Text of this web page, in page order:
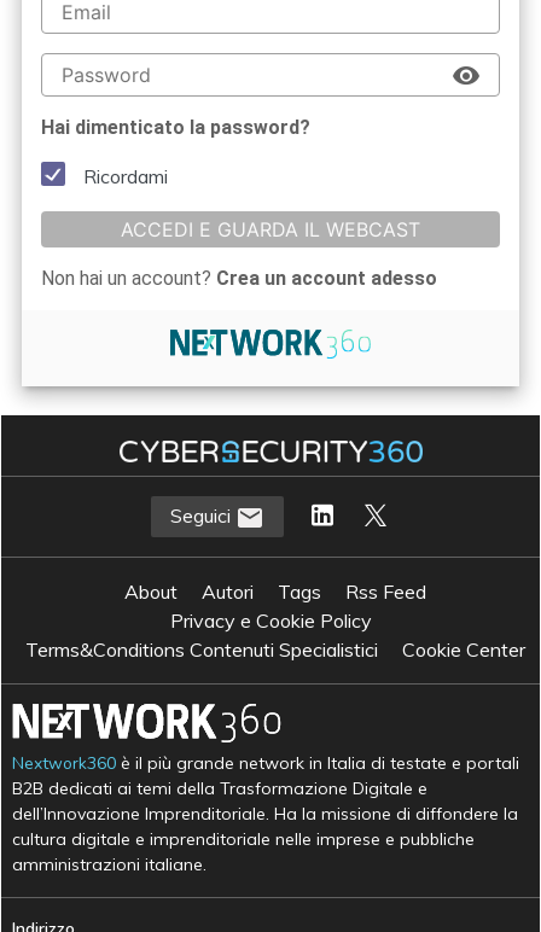
Hai dimenticato la password?
Ricordami
ACCEDI E GUARDA IL WEBCAST
Non hai un account? Crea un account adesso
Seguici
About Autori Tags
Rss Feed
Privacy e Cookie Policy
Terms&Conditions Contenuti Specialistici
Cookie Center
Nextwork360 è il più grande network in Italia di testate e portali
B2B dedicati ai temi della Trasformazione Digitale e
dell’Innovazione Imprenditoriale. Ha la missione di diffondere la
cultura digitale e imprenditoriale nelle imprese e pubbliche
amministrazioni italiane.